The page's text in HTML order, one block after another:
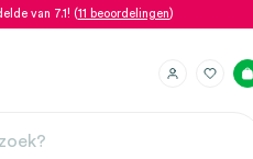
van 7.1! (11 beoordelingen)